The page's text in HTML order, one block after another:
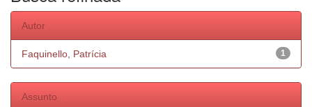
Autor
1
Faquinello, Patrícia
Assunto